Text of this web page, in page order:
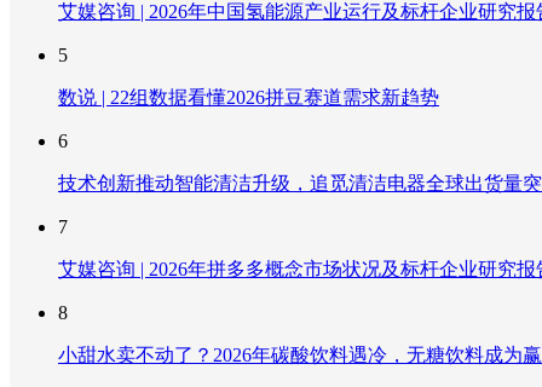
艾媒咨询 | 2026年中国氢能源产业运行及标杆企业研究报
5
数说 | 22组数据看懂2026拼豆赛道需求新趋势
6
技术创新推动智能清洁升级，追觅清洁电器全球出货量
7
艾媒咨询 | 2026年拼多多概念市场状况及标杆企业研究报
8
小甜水卖不动了？2026年碳酸饮料遇冷，无糖饮料成为